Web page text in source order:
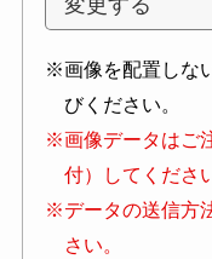
※画像を配置しな
びください。
※画像データはご
付）してくださ
※データの送信方
さい。